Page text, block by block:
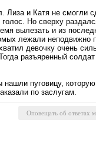
и Катя не смогли
Но сверху
вылезать и из
лежали неподвижно
девочку очень
разъяренный
пуговицу,
по заслугам.